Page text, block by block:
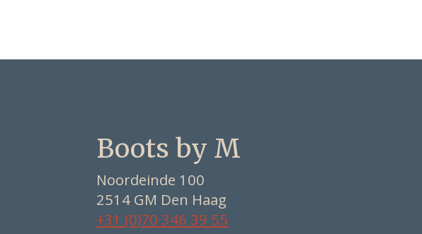
Boots by M
Noordeinde 100
2514 GM Den Haag
+31 (0)70 346 39 55